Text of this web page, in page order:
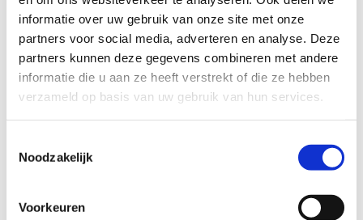
informatie over uw gebruik van onze site met onze
partners voor social media, adverteren en analyse. Deze
partners kunnen deze gegevens combineren met andere
informatie die u aan ze heeft verstrekt of die ze hebben
verzameld op basis van uw gebruik van hun services.
Noodzakelijk
Voorkeuren
te verzamelen en te rapporteren.
Naam Aanbieder Doel
Maximale
_ga Google
Registreert een uniek ID
die wordt gebruikt om
2 jaar